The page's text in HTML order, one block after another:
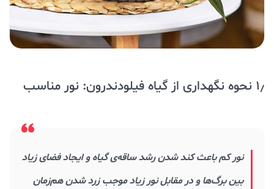
۱٫ نحوه نگهداری از گیاه فیلودندرون: نور مناسب
نور کم باعث کند شدن رشد ساقه‌ی گیاه و ایجاد فضای زیاد
بین برگ‌ها و در مقابل نور زیاد موجب زرد شدن هم‌زمان